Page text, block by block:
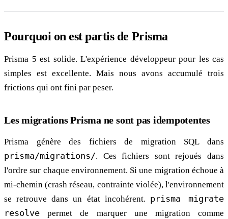
Pourquoi on est partis de Prisma
Prisma 5 est solide. L'expérience développeur pour les cas
simples est excellente. Mais nous avons accumulé trois
frictions qui ont fini par peser.
Les migrations Prisma ne sont pas idempotentes
Prisma génère des fichiers de migration SQL dans
prisma/migrations/. Ces fichiers sont rejoués dans
l'ordre sur chaque environnement. Si une migration échoue à
mi-chemin (crash réseau, contrainte violée), l'environnement
se retrouve dans un état incohérent. prisma migrate
resolve permet de marquer une migration comme